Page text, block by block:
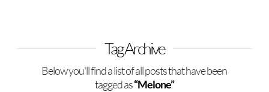
Tag Archive
Below you'll find a list of all posts that have been
tagged as“Melone”